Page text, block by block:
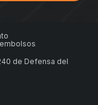
de Defensa del